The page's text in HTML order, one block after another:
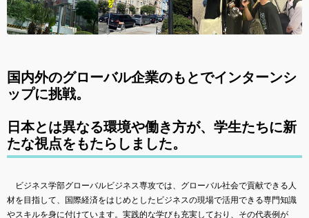
国内外のグローバル企業のもとでインターンシ
ップに挑戦。
日本とは異なる環境や働き方が、学生たちに新
たな視点をもたらしました。
ビジネス学部グローバルビジネス専攻では、グローバル社会で貢献できる人
材を目指して、国際経済をはじめとしたビジネスの現場で活用できる専門知識
やスキルを身に付けています。実践的な学びも充実しており、その代表例が